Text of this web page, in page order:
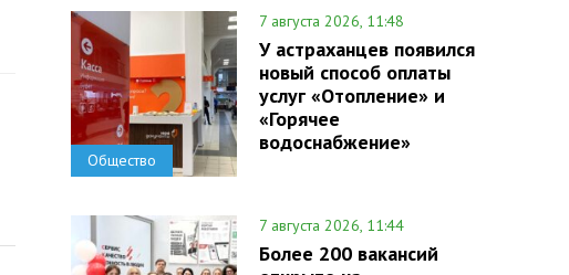
Общество
7 августа 2026, 11:48
У астраханцев появился
новый способ оплаты
услуг «Отопление» и
«Горячее
водоснабжение»
7 августа 2026, 11:44
Более 200 вакансий